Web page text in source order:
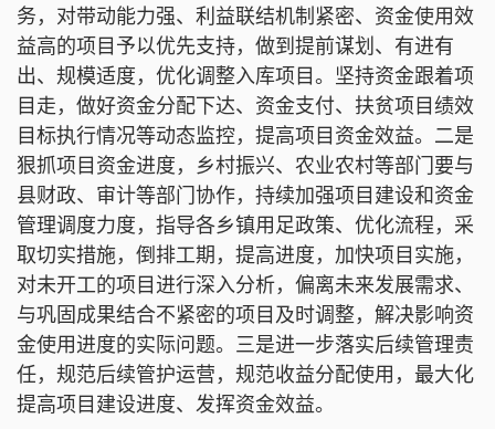
务，对带动能力强、利益联结机制紧密、资金使用效
益高的项目予以优先支持，做到提前谋划、有进有
出、规模适度，优化调整入库项目。坚持资金跟着项
目走，做好资金分配下达、资金支付、扶贫项目绩效
目标执行情况等动态监控，提高项目资金效益。二是
狠抓项目资金进度，乡村振兴、农业农村等部门要与
县财政、审计等部门协作，持续加强项目建设和资金
管理调度力度，指导各乡镇用足政策、优化流程，采
取切实措施，倒排工期，提高进度，加快项目实施，
对未开工的项目进行深入分析，偏离未来发展需求、
与巩固成果结合不紧密的项目及时调整，解决影响资
金使用进度的实际问题。三是进一步落实后续管理责
任，规范后续管护运营，规范收益分配使用，最大化
提高项目建设进度、发挥资金效益。